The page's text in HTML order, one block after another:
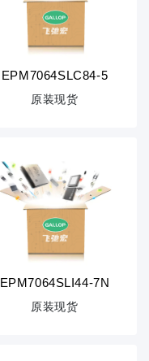
EPM7064SLC84-5
原装现货
EPM7064SLI44-7N
原装现货